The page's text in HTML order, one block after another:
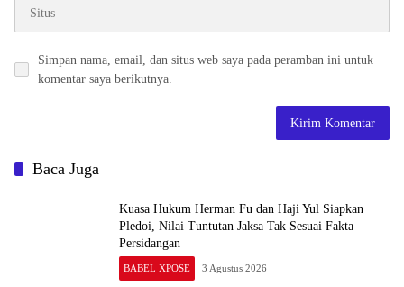
Simpan nama, email, dan situs web saya pada peramban ini untuk
komentar saya berikutnya.
Baca Juga
Kuasa Hukum Herman Fu dan Haji Yul Siapkan
Pledoi, Nilai Tuntutan Jaksa Tak Sesuai Fakta
Persidangan
BABEL XPOSE 3 Agustus 2026